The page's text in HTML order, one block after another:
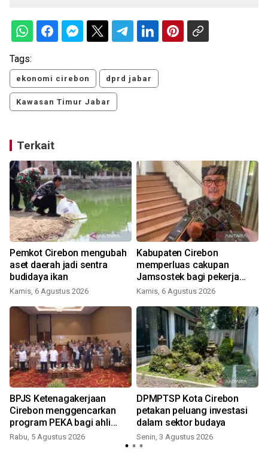
Tags:
ekonomi cirebon dprd jabar
Kawasan Timur Jabar
Terkait
Pemkot Cirebon mengubah
aset daerah jadi sentra
budidaya ikan
Kamis, 6 Agustus 2026
Kabupaten Cirebon
memperluas cakupan
Jamsostek bagi pekerja
rentan
Kamis, 6 Agustus 2026
BPJS Ketenagakerjaan
Cirebon menggencarkan
program PEKA bagi ahli
waris
Rabu, 5 Agustus 2026
DPMPTSP Kota Cirebon
petakan peluang investasi
dalam sektor budaya
Senin, 3 Agustus 2026